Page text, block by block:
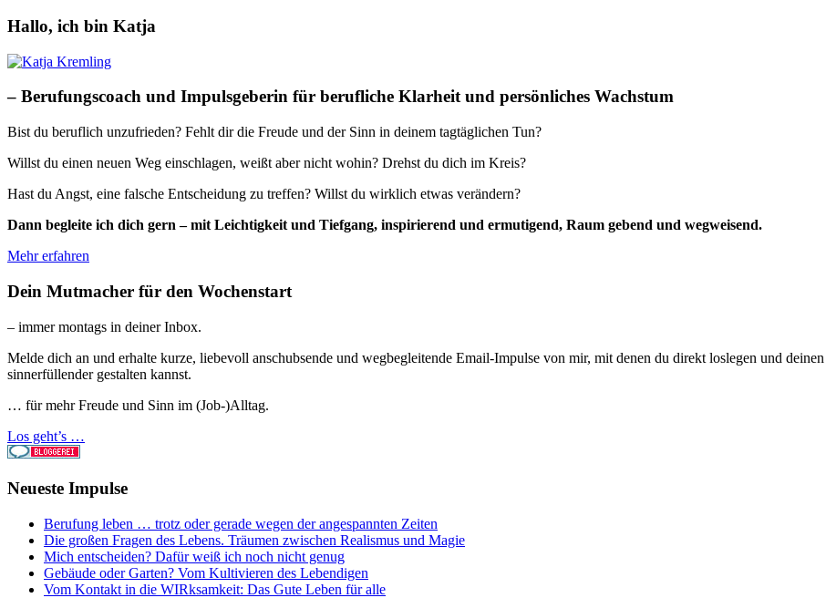
Hallo, ich bin Katja
– Berufungscoach und Impulsgeberin für berufliche Klarheit und persönliches Wachstum
Bist du beruflich unzufrieden? Fehlt dir die Freude und der Sinn in deinem tagtäglichen Tun?
Willst du einen neuen Weg einschlagen, weißt aber nicht wohin? Drehst du dich im Kreis?
Hast du Angst, eine falsche Entscheidung zu treffen? Willst du wirklich etwas verändern?
Dann begleite ich dich gern – mit Leichtigkeit und Tiefgang, inspirierend und ermutigend, Raum gebend und wegweisend.
Mehr erfahren
Dein Mutmacher für den Wochenstart
– immer montags in deiner Inbox.
Melde dich an und erhalte kurze, liebevoll anschubsende und wegbegleitende Email-Impulse von mir, mit denen du direkt loslegen und
sinnerfüllender gestalten kannst.
… für mehr Freude und Sinn im (Job-)Alltag.
Los geht’s …
Neueste Impulse
Berufung leben … trotz oder gerade wegen der angespannten Zeiten
Die großen Fragen des Lebens. Träumen zwischen Realismus und Magie
Mich entscheiden? Dafür weiß ich noch nicht genug
Gebäude oder Garten? Vom Kultivieren des Lebendigen
Vom Kontakt in die WIRksamkeit: Das Gute Leben für alle